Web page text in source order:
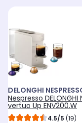
DELONGHI
Nespresso DELONGHI
vertuo Up ENV200.W
4.5/5 (19)